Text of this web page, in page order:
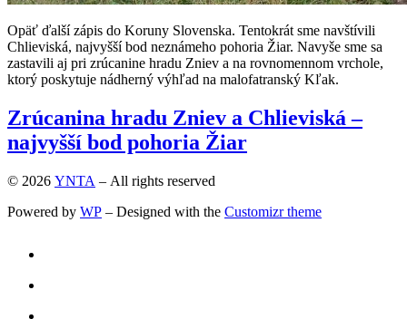
Opäť ďalší zápis do Koruny Slovenska. Tentokrát sme navštívili
Chlieviská, najvyšší bod neznámeho pohoria Žiar. Navyše sme sa
zastavili aj pri zrúcanine hradu Zniev a na rovnomennom vrchole,
ktorý poskytuje nádherný výhľad na malofatranský Kľak.
Zrúcanina hradu Zniev a Chlieviská –
najvyšší bod pohoria Žiar
© 2026 YNTA – All rights reserved
Powered by WP – Designed with the Customizr theme